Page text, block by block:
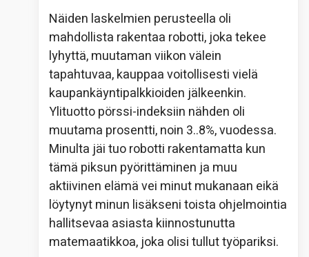
Näiden laskelmien perusteella oli
mahdollista rakentaa robotti, joka tekee
lyhyttä, muutaman viikon välein
tapahtuvaa, kauppaa voitollisesti vielä
kaupankäyntipalkkioiden jälkeenkin.
Ylituotto pörssi-indeksiin nähden oli
muutama prosentti, noin 3..8%, vuodessa.
Minulta jäi tuo robotti rakentamatta kun
tämä piksun pyörittäminen ja muu
aktiivinen elämä vei minut mukanaan eikä
löytynyt minun lisäkseni toista ohjelmointia
hallitsevaa asiasta kiinnostunutta
matemaatikkoa, joka olisi tullut työpariksi.